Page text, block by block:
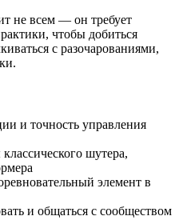
не всем — он требует
чтобы добиться
с разочарованиями,
и точность управления
шутера,
элемент в
и общаться с сообществом